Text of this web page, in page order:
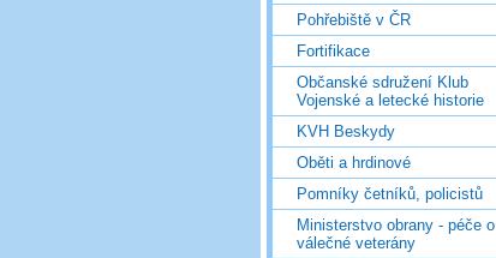
Pohřebiště v ČR
Fortifikace
Občanské sdružení Klub
Vojenské a letecké historie
KVH Beskydy
Oběti a hrdinové
Pomníky četníků, policistů
Ministerstvo obrany - péče o
válečné veterány